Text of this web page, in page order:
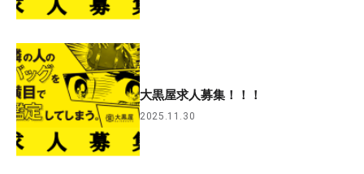
大黒屋求人募集！！！
2025.11.30